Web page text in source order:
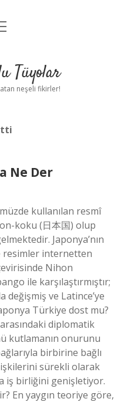
Tüyolar
neşeli fikirler!
Ne Der
kullanılan resmî
koku (日本国) olup
Japonya’nın
resimler internetten
Nihon
ile karşılaştırmıştır;
ve Latince’ye
Türkiye dost mu?
diplomatik
kutlamanın onurunu
birbirine bağlı
sürekli olarak
iş birliğini genişletiyor.
En yaygın teoriye göre,